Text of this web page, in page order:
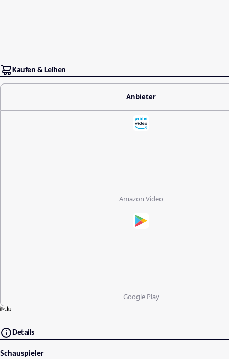
Kaufen & Leihen
Anbieter
Amazon Video
Google Play
Details
Schauspieler